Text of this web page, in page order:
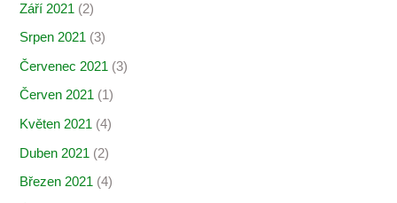
Září 2021 (2)
Srpen 2021 (3)
Červenec 2021 (3)
Červen 2021 (1)
Květen 2021 (4)
Duben 2021 (2)
Březen 2021 (4)